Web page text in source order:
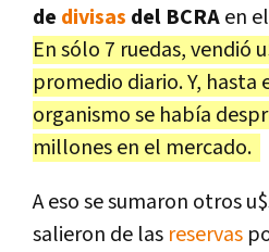
de divisas del BCRAen
En sólo 7 ruedas, vendió
promedio diario. Y,
organismo se había
millones en el mercado.
A eso se sumaron otros
salieron de las reservas